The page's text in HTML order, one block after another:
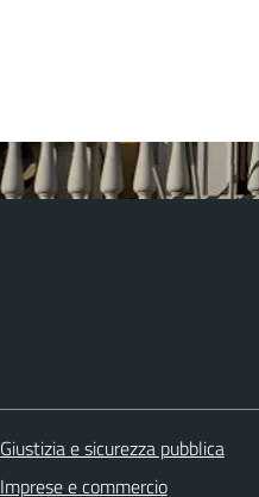
Giustizia e sicurezza pubblica
Imprese e commercio